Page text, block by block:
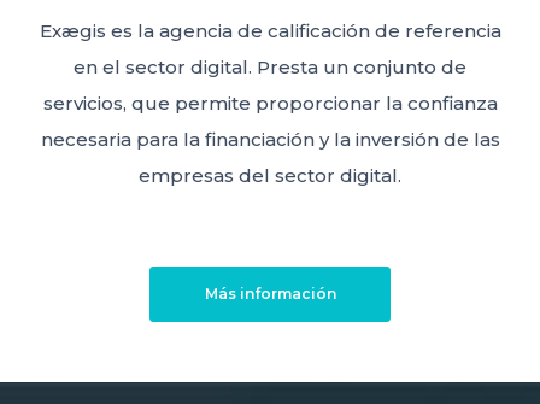
Exægis es la agencia de calificación de referencia
en el sector digital. Presta un conjunto de
servicios, que permite proporcionar la confianza
necesaria para la financiación y la inversión de las
empresas del sector digital.
Más información